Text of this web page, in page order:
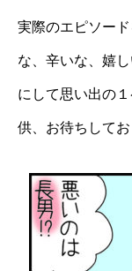
実際のエピソー
な、辛いな、嬉
にして思い出の
供、お待ちしてお